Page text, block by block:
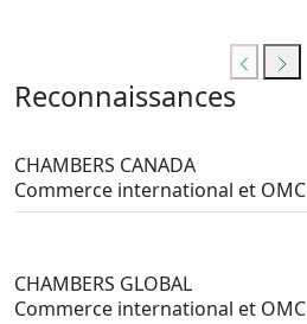
Reconnaissances
CHAMBERS CANADA
Commerce international et OMC
CHAMBERS GLOBAL
Commerce international et OMC